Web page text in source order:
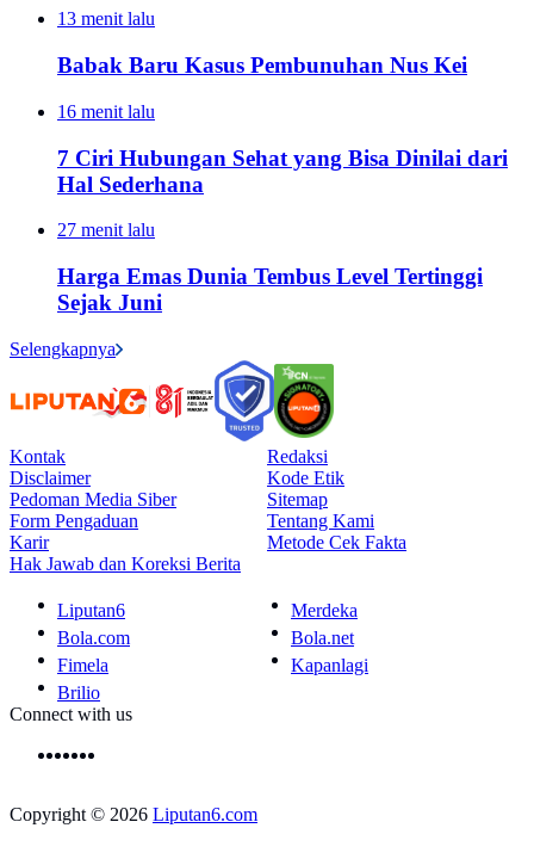
13 menit lalu
Babak Baru Kasus Pembunuhan Nus Kei
16 menit lalu
7 Ciri Hubungan Sehat yang Bisa Dinilai dari
Hal Sederhana
27 menit lalu
Harga Emas Dunia Tembus Level Tertinggi
Sejak Juni
Selengkapnya
Kontak
Redaksi
Disclaimer
Kode Etik
Pedoman Media Siber
Sitemap
Form Pengaduan
Tentang Kami
Karir
Metode Cek Fakta
Hak Jawab dan Koreksi Berita
Liputan6
Merdeka
Bola.com
Bola.net
Fimela
Kapanlagi
Brilio
Connect with us
Copyright © 2026 Liputan6.com